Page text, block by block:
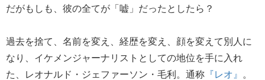
だがもしも、彼の全てが「嘘」だったとしたら？
過去を捨て、名前を変え、経歴を変え、顔を変えて別人に
なり、イケメンジャーナリストとしての地位を手に入れ
た、レオナルド・ジェファーソン・毛利。通称 『レオ』 。